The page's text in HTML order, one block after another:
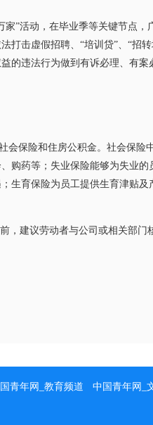
”活动，在毕业季等关键节点，
打击虚假招聘、“培训贷”、“招转
的违法行为做到有诉必理、有案
保险和住房公积金。社会保险
购药等；失业保险能够为失业的
生育保险为员工提供生育津贴及
建议劳动者与公司或相关部门
青年网_教育频道 中国青年网_